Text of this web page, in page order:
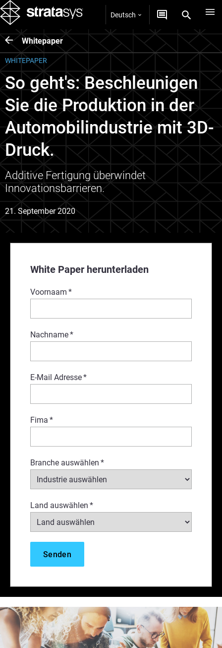
Deutsch
Whitepaper
White Paper herunterladen
Voornaam *
Nachname*
E-Mail Adresse*
Fima *
Branche auswählen *
Land auswählen *
WHITEPAPER
So geht's: Beschleunigen
Sie die Produktion in der
Automobilindustrie mit 3D-
Druck.
Additive Fertigung überwindet
Innovationsbarrieren.
21. September 2020